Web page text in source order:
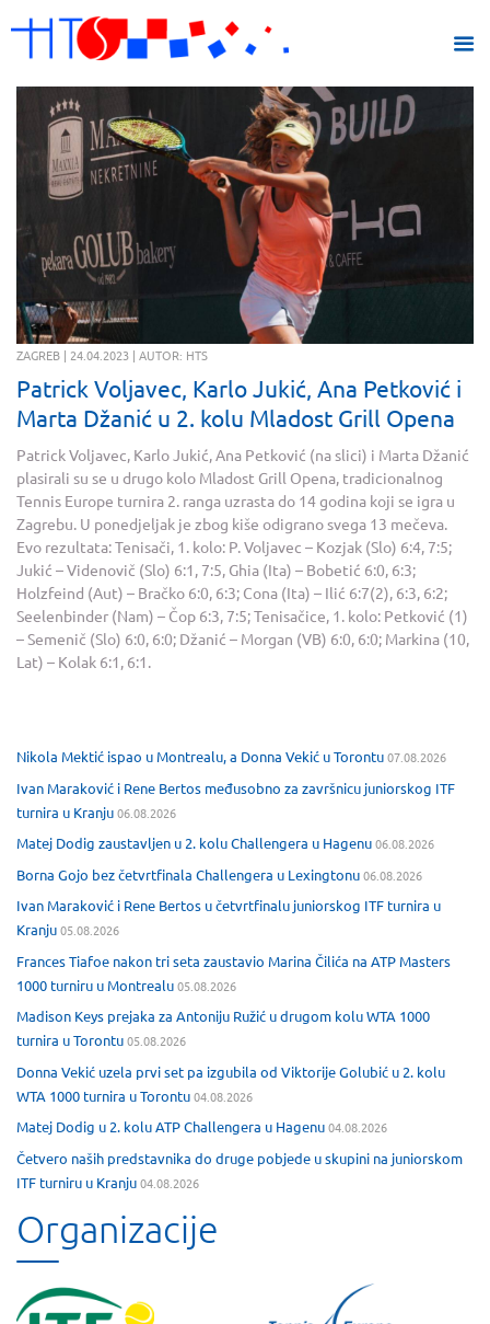
ZAGREB | 24.04.2023 | AUTOR: HTS
Patrick Voljavec, Karlo Jukić, Ana Petković i
Marta Džanić u 2. kolu Mladost Grill Opena
Patrick Voljavec, Karlo Jukić, Ana Petković (na slici) i Marta Džanić
plasirali su se u drugo kolo Mladost Grill Opena, tradicionalnog
Tennis Europe turnira 2. ranga uzrasta do 14 godina koji se igra u
Zagrebu. U ponedjeljak je zbog kiše odigrano svega 13 mečeva.
Evo rezultata: Tenisači, 1. kolo: P. Voljavec – Kozjak (Slo) 6:4, 7:5;
Jukić – Videnovič (Slo) 6:1, 7:5, Ghia (Ita) – Bobetić 6:0, 6:3;
Holzfeind (Aut) – Bračko 6:0, 6:3; Cona (Ita) – Ilić 6:7(2), 6:3, 6:2;
Seelenbinder (Nam) – Čop 6:3, 7:5; Tenisačice, 1. kolo: Petković (1)
– Semenič (Slo) 6:0, 6:0; Džanić – Morgan (VB) 6:0, 6:0; Markina (10,
Lat) – Kolak 6:1, 6:1.
Nikola Mektić ispao u Montrealu, a Donna Vekić u Torontu07.08.2026
Ivan Maraković i Rene Bertos međusobno za završnicu juniorskog ITF
turnira u Kranju06.08.2026
Matej Dodig zaustavljen u 2. kolu Challengera u Hagenu06.08.2026
Borna Gojo bez četvrtfinala Challengera u Lexingtonu06.08.2026
Ivan Maraković i Rene Bertos u četvrtfinalu juniorskog ITF turnira u
Kranju05.08.2026
Frances Tiafoe nakon tri seta zaustavio Marina Čilića na ATP Masters
1000 turniru u Montrealu05.08.2026
Madison Keys prejaka za Antoniju Ružić u drugom kolu WTA 1000
turnira u Torontu05.08.2026
Donna Vekić uzela prvi set pa izgubila od Viktorije Golubić u 2. kolu
WTA 1000 turnira u Torontu04.08.2026
Matej Dodig u 2. kolu ATP Challengera u Hagenu04.08.2026
Četvero naših predstavnika do druge pobjede u skupini na juniorskom
ITF turniru u Kranju04.08.2026
Organizacije